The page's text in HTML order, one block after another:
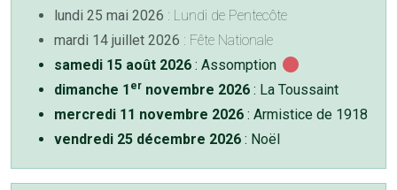
lundi 25 mai 2026 : Lundi de Pentecôte
mardi 14 juillet 2026 : Fête Nationale
samedi 15 août 2026 : Assomption
dimanche 1 er novembre 2026 : La Toussaint
mercredi 11 novembre 2026 : Armistice de 1918
vendredi 25 décembre 2026 : Noël